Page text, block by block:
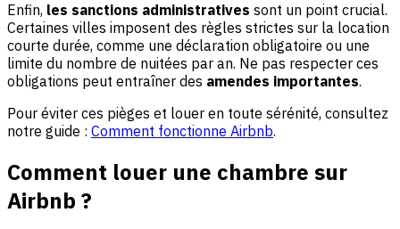
Enfin, les sanctions administratives sont un point crucial.
Certaines villes imposent des règles strictes sur la location
courte durée, comme une déclaration obligatoire ou une
limite du nombre de nuitées par an. Ne pas respecter ces
obligations peut entraîner des amendes importantes.
Pour éviter ces pièges et louer en toute sérénité, consultez
notre guide : Comment fonctionne Airbnb.
Comment louer une chambre sur
Airbnb ?